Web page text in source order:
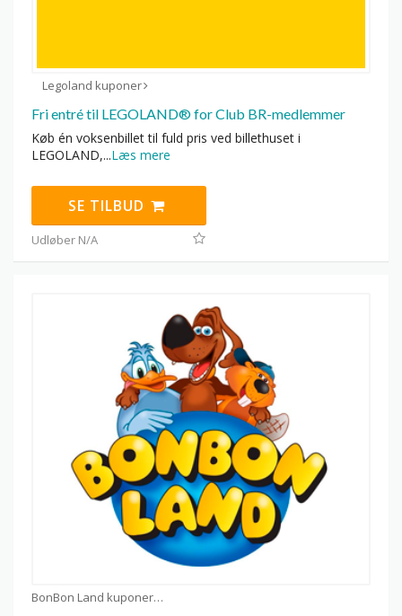
Legoland kuponer
Fri entré til LEGOLAND® for Club BR-medlemmer
Køb én voksenbillet til fuld pris ved billethuset i
LEGOLAND,...Læs mere
SE TILBUD
Udløber N/A
BonBon Land kuponer